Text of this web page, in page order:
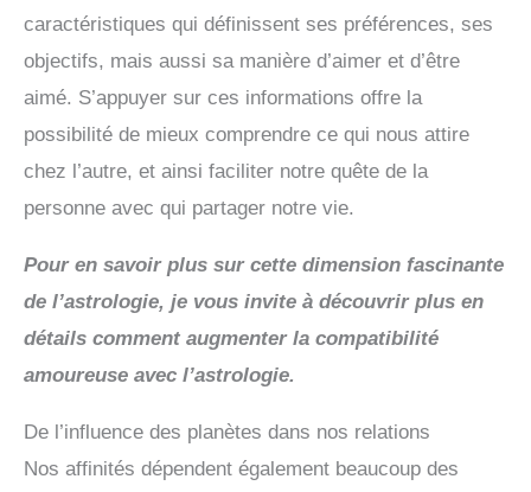
caractéristiques qui définissent ses préférences, ses
objectifs, mais aussi sa manière d’aimer et d’être
aimé. S’appuyer sur ces informations offre la
possibilité de mieux comprendre ce qui nous attire
chez l’autre, et ainsi faciliter notre quête de la
personne avec qui partager notre vie.
Pour en savoir plus sur cette dimension fascinante
de l’astrologie, je vous invite à découvrir plus en
détails comment augmenter la compatibilité
amoureuse avec l’astrologie.
De l’influence des planètes dans nos relations
Nos affinités dépendent également beaucoup des